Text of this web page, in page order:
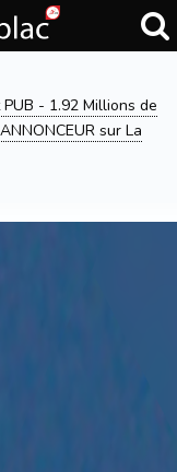
- 1.92 Millions de
sur La